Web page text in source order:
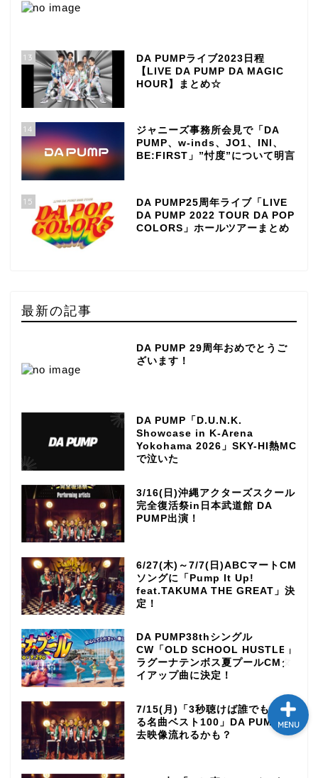
13
DA PUMPライブ2023日程
【LIVE DA PUMP DA MAGIC
HOUR】まとめ☆
14
ジャニーズ事務所会見で「DA
PUMP、w-inds、JO1、INI、
BE:FIRST」”忖度”について明言
15
DA PUMP25周年ライブ「LIVE
DA PUMP 2022 TOUR DA POP
COLORS」ホールツアーまとめ
最新の記事
DA PUMP 29周年おめでとうご
ざいます！
DA PUMP「D.U.N.K.
Showcase in K-Arena
Yokohama 2026」SKY-HI熱MC
で泣いた
3/16(日)沖縄アクターズスクール
完全復活祭in日本武道館 DA
PUMP出演！
6/27(木)～7/7(日)ABCマートCM
ソングに「Pump It Up!
feat.TAKUMA THE GREAT」決
定！
DA PUMP38thシングル
CW「OLD SCHOOL HUSTLE」
ラグーナテンボス夏プールCMタ
イアップ曲に決定！
7/15(月)「3秒聴けば誰でもわか
る名曲ベスト100」DA PUMP過
去映像流れるかも？
MENU
TOP
メゾン・ド・ミュージック
～DA PUMP YORIの晴れ
ばれラジオ～
ライブ・イベント